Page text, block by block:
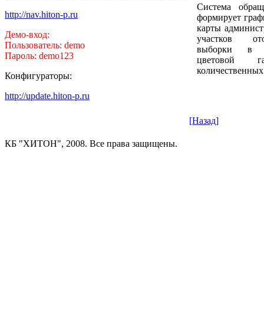
http://nav.hiton-p.ru
Демо-вход:
Пользователь: demo
Пароль: demo123
Конфигураторы:
http://update.hiton-p.ru
Система
формирует
карты
участков
выборки в
цветовой
[Назад]
КБ "ХИТОН", 2008. Все права защищены.